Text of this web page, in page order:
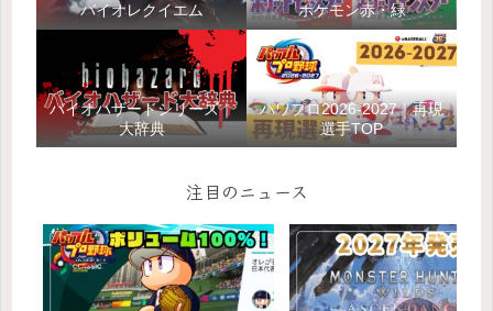
バイオレクイエム ポケモン赤・緑
バイオハザードシリーズ｜
大辞典
パワプロ2026-2027｜再現
選手TOP
注目のニュース